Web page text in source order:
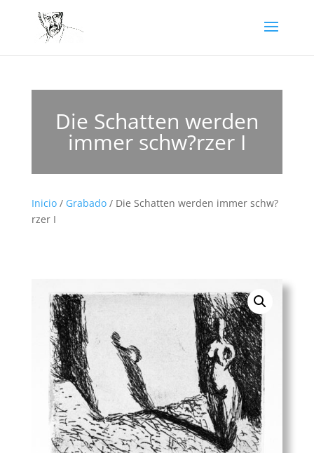
Die Schatten werden
immer schw?rzer I
Inicio/ Grabado/ Die Schatten werden immer schw?
rzer I